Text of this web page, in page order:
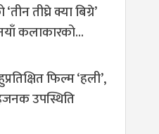
तीघ्रे क्या बिग्रे’
कलाकारको…
फिल्म ‘हली’,
उपस्थिति